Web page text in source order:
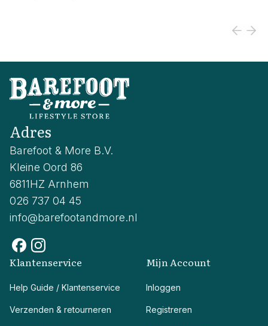
Adres
Barefoot & More B.V.
Kleine Oord 86
6811HZ Arnhem
026 737 04 45
info@barefootandmore.nl
Klantenservice
Help Guide / Klantenservice
Verzenden & retourneren
Mijn Account
Inloggen
Registreren